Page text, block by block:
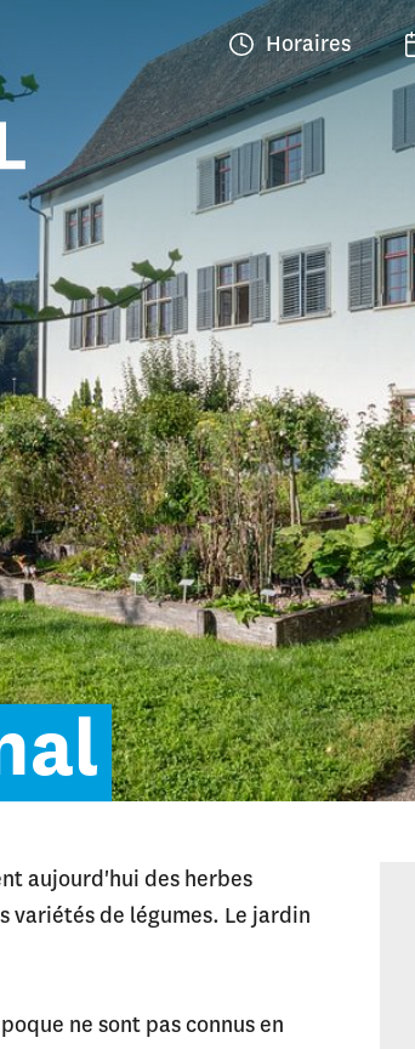
Horaires
aujourd'hui des herbes
variétés de légumes. Le jardin
ne sont pas connus en